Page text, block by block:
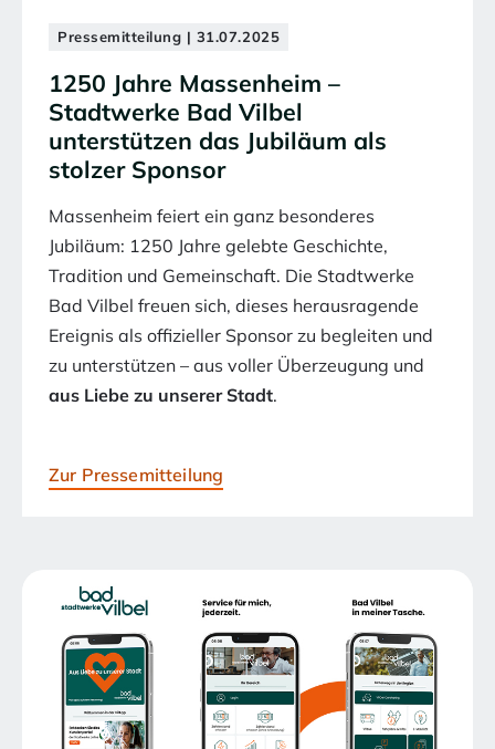
Pressemitteilung | 31.07.2025
1250 Jahre Massenheim –
Stadtwerke Bad Vilbel
unterstützen das Jubiläum als
stolzer Sponsor
Massenheim feiert ein ganz besonderes
Jubiläum: 1250 Jahre gelebte Geschichte,
Tradition und Gemeinschaft. Die Stadtwerke
Bad Vilbel freuen sich, dieses herausragende
Ereignis als offizieller Sponsor zu begleiten und
zu unterstützen – aus voller Überzeugung und
aus Liebe zu unserer Stadt.
Zur Pressemitteilung